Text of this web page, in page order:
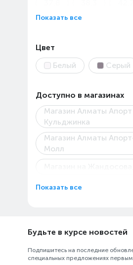
43 45
Показать все
Цвет
Белый
Серый
Доступно в магазинах
Магазин Алматы Апорт
Кульджинка
Магазин Алматы
Молл
Магазин Технодом на
Пункт выдачи
склада ОРПТ
Показать все
Будьте в курсе новостей
Подпишитесь на последние
специальных предложениях